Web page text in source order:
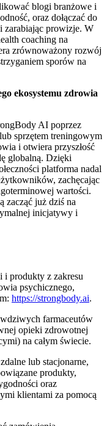
blogi branżowe i
oraz dołączać do
prowizje. W
coaching na
zrównoważony rozwój
sporów na
ekosystemu zdrowia
AI poprzez
sprzętem treningowym
i otwiera przyszłość
globalną. Dzięki
platforma nadal
zachęcając
wartości.
zacząć już dziś na
inicjatywy i
i produkty z zakresu
psychicznego,
https://strongbody.ai.
farmaceutów
opieki zdrowotnej
na całym świecie.
lub stacjonarne,
produkty,
oraz
klientami za pomocą